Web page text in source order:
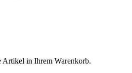
Artikel in Ihrem Warenkorb.